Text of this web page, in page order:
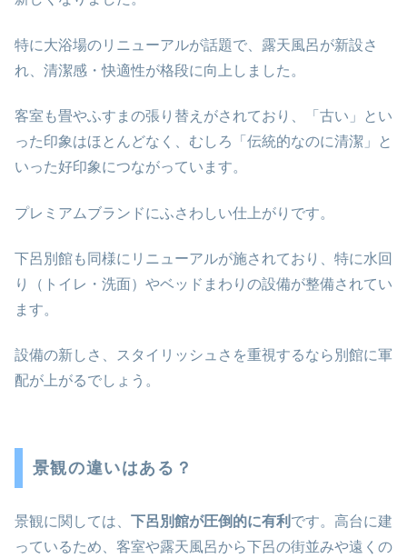
特に大浴場のリニューアルが話題で、露天風呂が新設さ
れ、清潔感・快適性が格段に向上しました。
客室も畳やふすまの張り替えがされており、「古い」とい
った印象はほとんどなく、むしろ「伝統的なのに清潔」と
いった好印象につながっています。
プレミアムブランドにふさわしい仕上がりです。
下呂別館も同様にリニューアルが施されており、特に水回
り（トイレ・洗面）やベッドまわりの設備が整備されてい
ます。
設備の新しさ、スタイリッシュさを重視するなら別館に軍
配が上がるでしょう。
景観の違いはある？
景観に関しては、 下呂別館が圧倒的に有利 です。高台に建
っているため、客室や露天風呂から下呂の街並みや遠くの